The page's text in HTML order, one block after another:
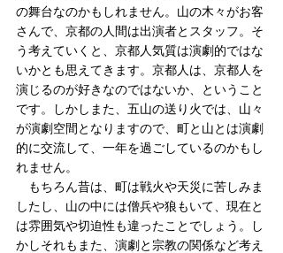
の舞台なのかもしれません。山の木々がお客
さんで、京都の人間は出演者とスタッフ。そ
う考えていくと、京都人気質は演劇的ではな
いかとも思えてきます。京都人は、京都人を
演じるのが好きなのではないか、ということ
です。しかしまた、五山の送り火では、山々
が演劇空間となりますので、町と山とは演劇
的に交流して、一年を過ごしているのかもし
れません。
もちろん昔は、町は戦火や天災に苦しみま
したし、山の中には僧兵や狼もいて、現在と
は雰囲気や切迫性も違ったことでしょう。し
かしそれもまた、演劇と宗教の関係など考え